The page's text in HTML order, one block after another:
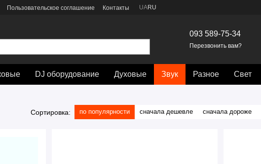
Пользовательское соглашение Контакты UARU
093 589-75-34
Перезвонить вам?
DJ оборудование Духовые Звук Разное Свет
Сортировка: по популярности сначала дешевле сначала дороже